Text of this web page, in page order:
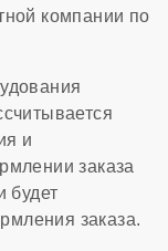
компании по
и
заказа
будет
заказа.